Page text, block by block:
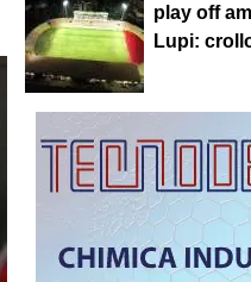
play off
Lupi: